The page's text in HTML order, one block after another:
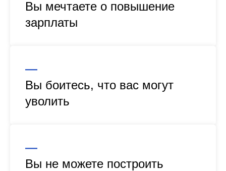
Вы мечтаете о повышение
зарплаты
—
Вы боитесь, что вас могут
уволить
—
Вы не можете построить